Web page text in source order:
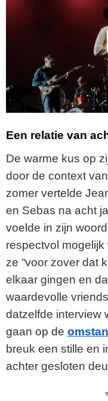
Een relatie van
De warme kus op
door de context
zomer vertelde
en Sebas na acht
voelde in zijn
respectvol
ze “voor zover dat
elkaar gingen en
waardevolle
datzelfde interview
gaan op de
breuk een stille en
achter gesloten